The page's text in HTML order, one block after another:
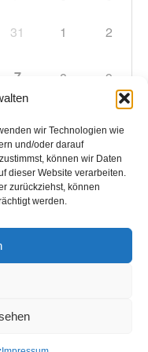
wir Technologien wie
und/oder darauf
können wir Daten
dieser Website verarbeiten.
zurückziehst, können
werden.
31 1 2
7 8 9
14 15
21 22 23
4 5 6